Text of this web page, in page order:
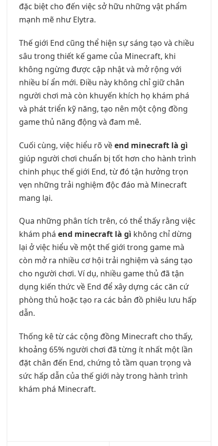
đặc biệt cho đến việc sở hữu những vật phẩm
mạnh mẽ như Elytra.
Thế giới End cũng thể hiện sự sáng tạo và chiều
sâu trong thiết kế game của Minecraft, khi
không ngừng được cập nhật và mở rộng với
nhiều bí ẩn mới. Điều này không chỉ giữ chân
người chơi mà còn khuyến khích họ khám phá
và phát triển kỹ năng, tạo nên một cộng đồng
game thủ năng động và đam mê.
Cuối cùng, việc hiểu rõ vềend minecraft là gì
giúp người chơi chuẩn bị tốt hơn cho hành trình
chinh phục thế giới End, từ đó tận hưởng trọn
vẹn những trải nghiệm độc đáo mà Minecraft
mang lại.
Qua những phân tích trên, có thể thấy rằng việc
khám phá end minecraft là gì không chỉ dừng
lại ở việc hiểu về một thế giới trong game mà
còn mở ra nhiều cơ hội trải nghiệm và sáng tạo
cho người chơi. Ví dụ, nhiều game thủ đã tận
dụng kiến thức về End để xây dựng các căn cứ
phòng thủ hoặc tạo ra các bản đồ phiêu lưu hấp
dẫn.
Thống kê từ các cộng đồng Minecraft cho thấy,
khoảng 65% người chơi đã từng ít nhất một lần
đặt chân đến End, chứng tỏ tầm quan trọng và
sức hấp dẫn của thế giới này trong hành trình
khám phá Minecraft.